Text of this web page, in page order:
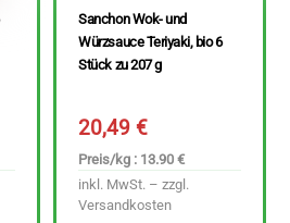
Sanchon Wok- und
Würzsauce Teriyaki, bio 6
Stück zu 207 g
20,49€
Preis/kg : 13.90 €
inkl. MwSt. – zzgl.
Versandkosten